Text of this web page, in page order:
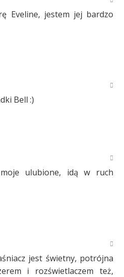
Eveline, jestem jej bardzo
Bell :)
ulubione, idą w ruch
jest świetny, potrójna
i rozświetlaczem też,